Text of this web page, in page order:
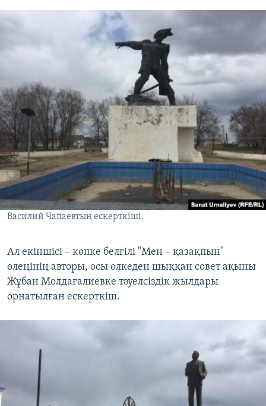
Василий Чапаевтың ескерткіші.
Ал екіншісі – көпке белгілі "Мен – қазақпын"
өлеңінің авторы, осы өлкеден шыққан совет ақыны
Жұбан Молдағалиевке тәуелсіздік жылдары
орнатылған ескерткіш.